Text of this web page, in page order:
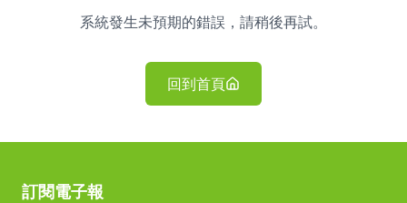
系統發生未預期的錯誤，請稍後再試。
回到首頁
訂閱電子報